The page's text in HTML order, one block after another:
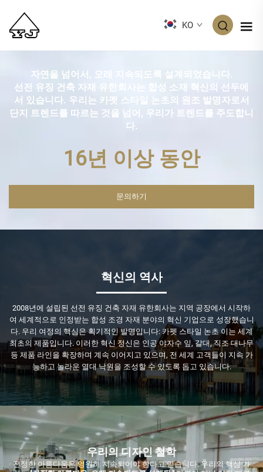
KO
자연을 넘어서, 오래 지속되도록 설계되었습니다.
선전 유징 건축 자재 유한회사는 합성 소재 혁신의 선두에
서 있습니다. 우리는 카펫 스타일 논초의 원조 발명자로서
단지 트렌드를 따르는 것을 넘어, 우리가 트렌드를 주도합니
다.
16년 이상 동안
문의하기
혁신의 역사
2008년에 설립된 선전 유징 건축 자재 유한회사는 지역 공장에서 시작하
여 세계적으로 인정받는 합성 조경 자재 분야의 혁신 기업으로 성장했습니
다. 우리 여정의 핵심은 획기적인 발명입니다: 카펫 스타일 논초 이는 세계
최초의 제품입니다. 이러한 혁신 정신은 인공 야자수 잎, 갈대, 직조 대나무
등 제품 라인을 확장하며 계속 이어지고 있으며, 전 세계 고객들이 지속 가
능하고 놀라운 열대 낙원을 조성할 수 있도록 돕고 있습니다.
우리의 디자인 철학
진정한 아름다움은 영원히 지속되어야 한다고 믿습니다. 우리의 핵심 가